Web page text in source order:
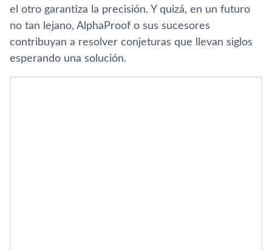
el otro garantiza la precisión. Y quizá, en un futuro
no tan lejano, AlphaProof o sus sucesores
contribuyan a resolver conjeturas que llevan siglos
esperando una solución.